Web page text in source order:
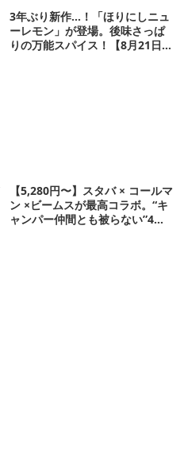
3年ぶり新作…！「ほりにしニュ
ーレモン」が登場。後味さっぱ
りの万能スパイス！【8月21日発
【5,280円〜】スタバ × コールマ
ン ×ビームスが最高コラボ。“キ
ャンパー仲間とも被らない”4ア